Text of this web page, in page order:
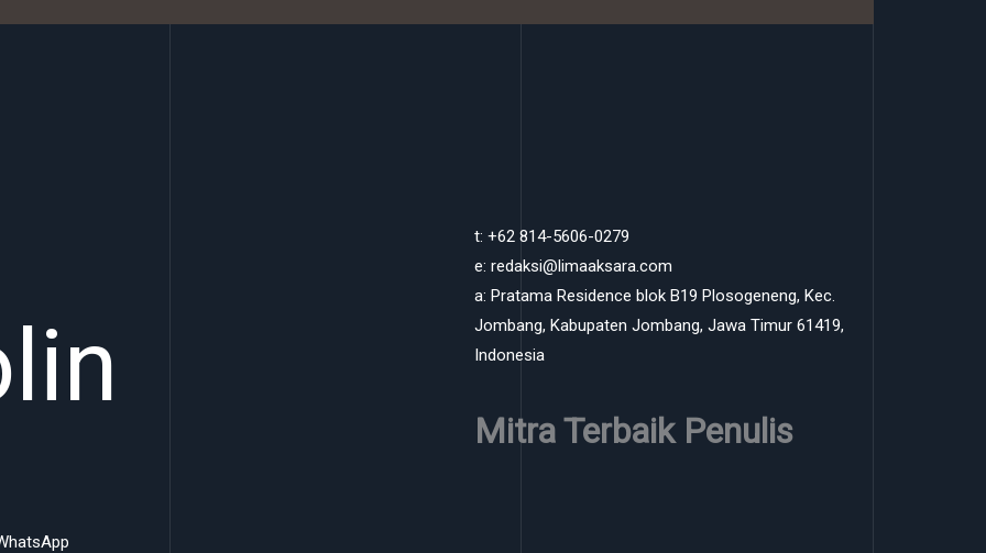
t: +62 814-5606-0279
e: redaksi@limaaksara.com
a: Pratama Residence blok B19 Plosogeneng, Kec.
Jombang, Kabupaten Jombang, Jawa Timur 61419,
Indonesia
Mitra Terbaik Penulis